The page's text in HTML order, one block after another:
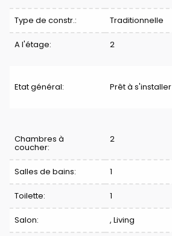
Type de constr.: Traditionnelle
A l'étage: 2
Etat général: Prêt à s'installer
Division
Chambres à
coucher:
2
Salles de bains: 1
Toilette: 1
Salon: , Living